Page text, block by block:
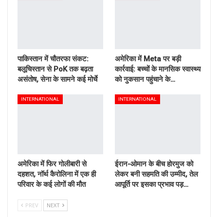
पाकिस्तान में चौतरफा संकट:
बलूचिस्तान से PoK तक बढ़ता
असंतोष, सेना के सामने कई मोर्चे
अमेरिका में Meta पर बड़ी
कार्रवाई: बच्चों के मानसिक स्वास्थ्य
को नुकसान पहुंचाने के…
INTERNATIONAL
अमेरिका में फिर गोलीबारी से
दहशत, नॉर्थ कैरोलिना में एक ही
परिवार के कई लोगों की मौत
INTERNATIONAL
ईरान-ओमान के बीच होरमुज को
लेकर बनी सहमति की उम्मीद, तेल
आपूर्ति पर इसका प्रभाव पड़…
PREV NEXT